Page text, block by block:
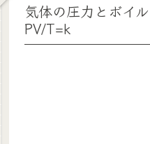
気体の圧力とボイ
PV/T=k